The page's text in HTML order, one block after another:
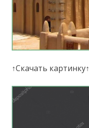
↑Скачать картинку↑